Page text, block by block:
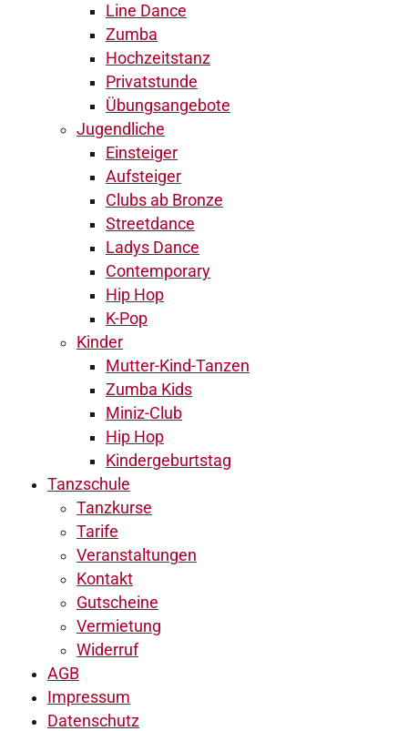
Line Dance
Zumba
Hochzeitstanz
Privatstunde
Übungsangebote
Jugendliche
Einsteiger
Aufsteiger
Clubs ab Bronze
Streetdance
Ladys Dance
Contemporary
Hip Hop
K-Pop
Kinder
Mutter-Kind-Tanzen
Zumba Kids
Miniz-Club
Hip Hop
Kindergeburtstag
Tanzschule
Tanzkurse
Tarife
Veranstaltungen
Kontakt
Gutscheine
Vermietung
Widerruf
AGB
Impressum
Datenschutz